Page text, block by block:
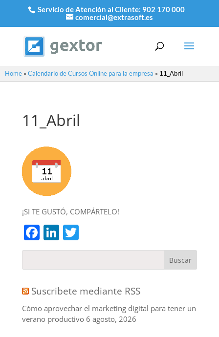
Servicio de Atención al Cliente: 902 170 000
comercial@extrasoft.es
Home » Calendario de Cursos Online para la empresa » 11_Abril
11_Abril
¡SI TE GUSTÓ, COMPÁRTELO!
Facebook
LinkedIn
Twitter
Suscribete mediante RSS
Cómo aprovechar el marketing digital para tener un
verano productivo 6 agosto, 2026